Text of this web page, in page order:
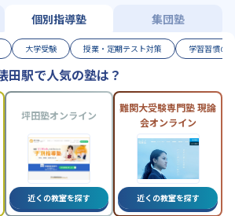
個別指導塾 集団塾
大学受験 授業・定期テスト対策 学習習慣の
田駅で人気の塾は？
坪田塾オンライン
近くの教室を探す
難関大受験専門塾 現論
会オンライン
近くの教室を探す